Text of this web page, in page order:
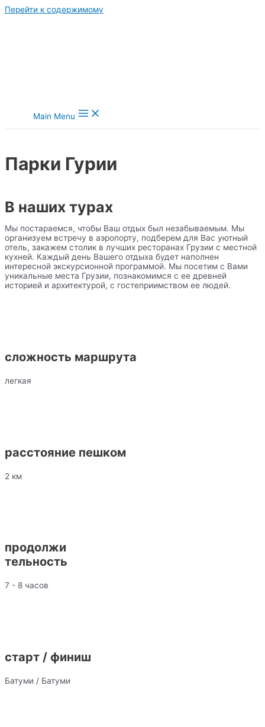
Перейти к содержимому
Main Menu
Парки Гурии
В наших турах
Мы постараемся, чтобы Ваш отдых был незабываемым. Мы
организуем встречу в аэропорту, подберем для Вас уютный
отель, закажем столик в лучших ресторанах Грузии с местной
кухней. Каждый день Вашего отдыха будет наполнен
интересной экскурсионной программой. Мы посетим с Вами
уникальные места Грузии, познакомимся с ее древней
историей и архитектурой, с гостеприимством ее людей.
сложность маршрута
легкая
расстояние пешком
2 км
продолжи
тельность
7 - 8 часов
старт / финиш
Батуми / Батуми